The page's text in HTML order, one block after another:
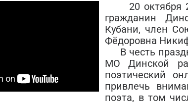
20 октября
гражданин
Кубани, член
Фёдоровна
В честь
МО Динской
поэтический
привлечь
поэта, в том